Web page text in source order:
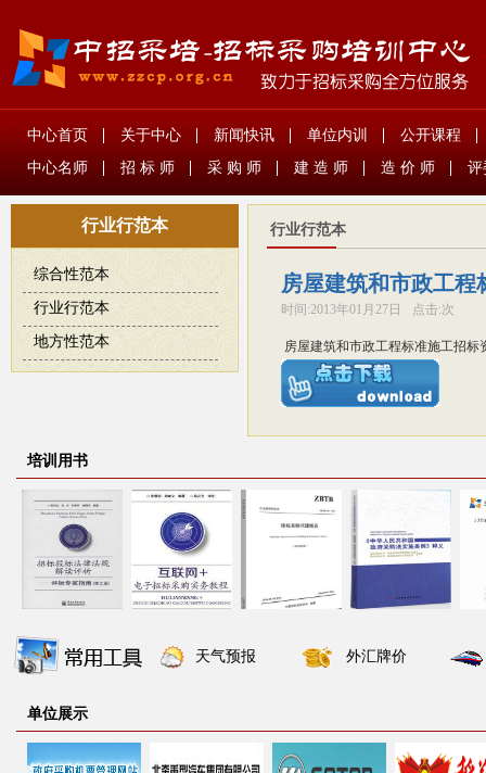
中心首页 关于中心 新闻快讯 单位内训
公开课程
中心名师
招 标 师 采 购 师 建 造 师 造 价 师 评
行业行范本
综合性范本
行业行范本
地方性范本
行业行范本
房屋建筑和市政工程
时间:2013年01月27日 点击:次
房屋建筑和市政工程标准施工招标
培训用书
天气预报 外汇牌价
单位展示